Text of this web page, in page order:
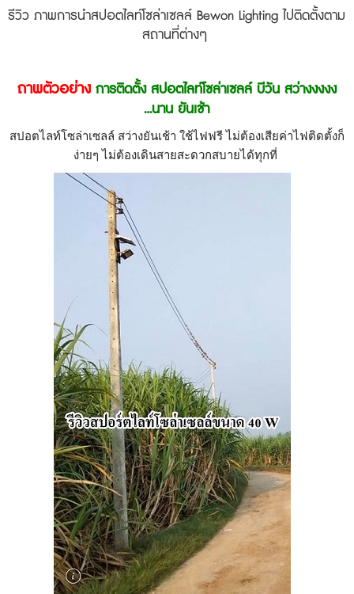
รีวิว ภาพการนำสปอตไลท์โซล่าเซลล์Bewon Lighting ไปติดตั้งตาม
สถานที่ต่างๆ
ถาพตัวอย่างการติดตั้ง สปอตไลท์โซล่าเซลล์ บีวัน สว่างงงงง
...นาน ยันเช้า
สปอตไลท์โซล่าเซลล์ สว่างยันเช้า ใช้ไฟฟรี ไม่ต้องเสียค่าไฟติดตั้งก็
ง่ายๆ ไม่ต้องเดินสายสะดวกสบายได้ทุกที่